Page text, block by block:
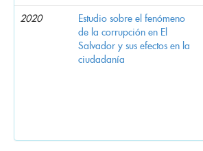
2020
Estudio sobre el fenómeno
de la corrupción en El
Salvador y sus efectos en la
ciudadanía